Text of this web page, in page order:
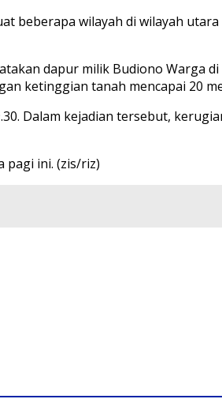
beberapa wilayah di wilayah
dapur milik Budiono Warga di
ketinggian tanah mencapai 20
Dalam kejadian tersebut,
pagi ini. (zis/riz)